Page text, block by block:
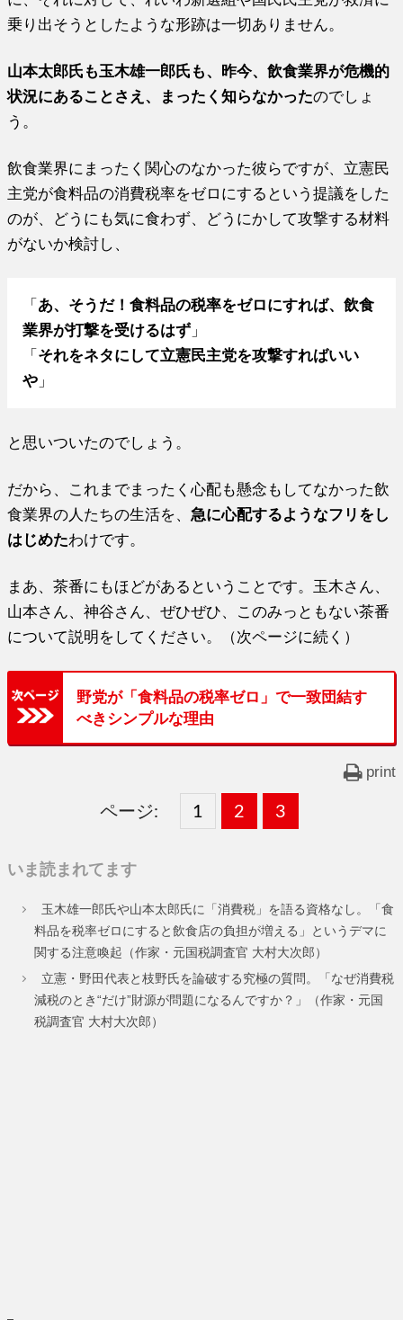
乗り出そうとしたような形跡は一切ありません。
山本太郎氏も玉木雄一郎氏も、昨今、飲食業界が危機的
状況にあることさえ、まったく知らなかったのでしょ
う。
飲食業界にまったく関心のなかった彼らですが、立憲民
主党が食料品の消費税率をゼロにするという提議をした
のが、どうにも気に食わず、どうにかして攻撃する材料
がないか検討し、
「 あ、そうだ！食料品の税率をゼロにすれば、飲食
業界が打撃を受けるはず」
「 それをネタにして立憲民主党を攻撃すればいい
や」
と思いついたのでしょう。
だから、これまでまったく心配も懸念もしてなかった飲
食業界の人たちの生活を、急に心配するようなフリをし
はじめたわけです。
まあ、茶番にもほどがあるということです。玉木さん、
山本さん、神谷さん、ぜひぜひ、このみっともない茶番
について説明をしてください。（次ページに続く）
野党が「食料品の税率ゼロ」で一致団結す
べきシンプルな理由
print
ページ:
固
ー
ジ
1 ,
固
ー
ジ
2 ,
固
ー
ジ
3
いま読まれてます
玉木雄一郎氏や山本太郎氏に「消費税」を語る資格なし。「食
料品を税率ゼロにすると飲食店の負担が増える」というデマに
関する注意喚起（作家・元国税調査官 大村大次郎）
立憲・野田代表と枝野氏を論破する究極の質問。「なぜ消費税
減税のとき“だけ”財源が問題になるんですか？」（作家・元国
税調査官 大村大次郎）